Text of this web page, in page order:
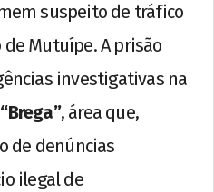
suspeito de tráfico
Mutuípe. A prisão
investigativas na
“Brega”, área que,
de denúncias
ilegal de